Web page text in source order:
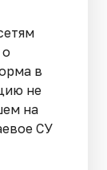
о
в
не
на
СУ